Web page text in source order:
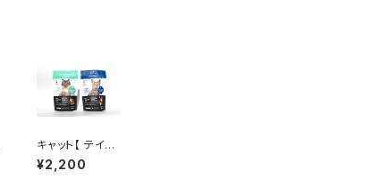
キャット【 テイス
ティング(100g)
✖︎ 2 】特別体験
¥2,200